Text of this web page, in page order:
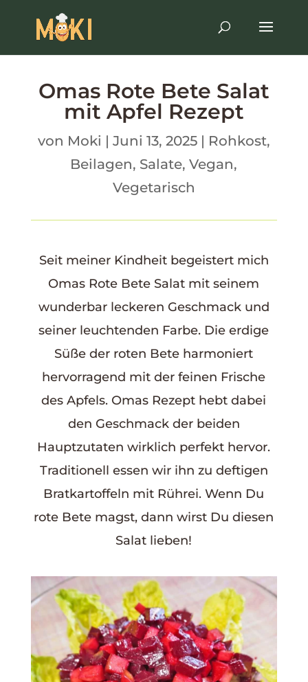
Omas Rote Bete Salat
mit Apfel Rezept
von Moki | Juni 13, 2025| Rohkost,
Beilagen, Salate,Vegan,
Vegetarisch
Seit meiner Kindheit begeistert mich
Omas Rote Bete Salat mit seinem
wunderbar leckeren Geschmack und
seiner leuchtenden Farbe. Die erdige
Süße der roten Bete harmoniert
hervorragend mit der feinen Frische
des Apfels. Omas Rezept hebt dabei
den Geschmack der beiden
Hauptzutaten wirklich perfekt hervor.
Traditionell essen wir ihn zu deftigen
Bratkartoffeln mit Rührei. Wenn Du
rote Bete magst, dann wirst Du diesen
Salat lieben!